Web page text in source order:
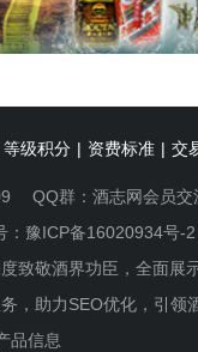
等级积分 | 资费标准 | 交
QQ群： 酒志网会员交
豫ICP备16020934号-2
致敬酒界功臣，全面展
，助力SEO优化，引领
品信息